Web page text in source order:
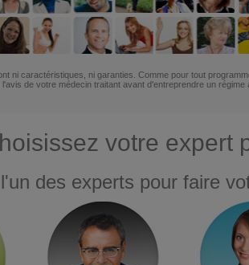
ni caractéristiques, ni garanties. Comme pour tout
de votre médecin traitant avant d'entreprendre un
votre expert
des experts pour faire